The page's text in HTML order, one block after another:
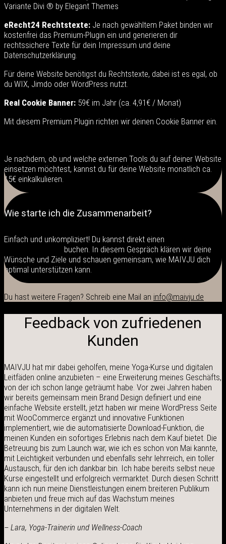
Variante Divi ® by Elegant Themes
eRecht24 Rechtstexte: Je nach gewähltem Paket binden wir
kostenfrei das Premium-Plugin ein und generieren dir
rechtssichere Texte für dein Impressum und deine
Datenschutzerklärung.
Für deine Website benötigst du Rechtstexte, dabei ist es egal, ob
du WIX, Jimdo oder WordPress nutzt.
Real Cookie Banner: 59€ im Jahr (ca. 4,91€ / Monat)
Mit diesem Premium Plugin richten wir deinen Cookie Banner ein.
Je nachdem, ob und welche externen Tools du auf deiner Website
einsetzen möchtest, kannst du für deine Website monatlich ca.
15€ einkalkulieren.
Wie starte ich die Zusammenarbeit?
Einfach und unkompliziert! Du kannst direkt einen
buchen. In diesem Gespräch klären wir deine
Wünsche und Ziele und schauen gemeinsam, wie MAIVJU dich
optimal unterstützen kann.
Du hast weitere Fragen? Schreib eine Mail an info@maivju.de
Feedback von zufriedenen
Kunden
MAIVJU hat mir dabei geholfen, meine Yoga-Kurse und digitalen
Leitfäden online anzubieten – eine Erweiterung meines Geschäfts,
von der ich schon lange geträumt habe. Vor zwei Jahren haben
wir bereits gemeinsam mein Brand Design definiert und eine
einfache Website erstellt, jetzt haben wir meine WordPress Seite
mit WooCommerce ergänzt und innovative Funktionen
implementiert, wie die automatisierte Download-Funktion, die
meinen Kunden ein sofortiges Erlebnis nach dem Kauf bietet. Die
Betreuung bis zum Launch war, wie ich es schon von Mai kannte,
mit Leichtigkeit verbunden und ebenfalls sehr lehrreich, ein toller
Austausch, für den ich dankbar bin. Ich habe bereits selbst neue
Kurse eingestellt und erfolgreich vermarktet. Durch diesen Schritt
kann ich nun meine Dienstleistungen einem breiteren Publikum
anbieten und freue mich auf das Wachstum meines
Unternehmens in der digitalen Welt.
– Lara, Yoga-Trainerin und Wellness-Coach